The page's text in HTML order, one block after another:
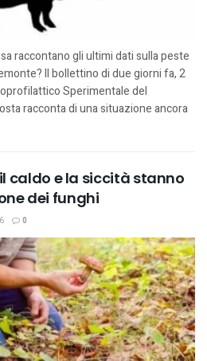
raccontano gli ultimi dati sulla peste
Il bollettino di due giorni fa, 2
Sperimentale del
racconta di una situazione ancora
caldo e la siccità stanno
dei funghi
0